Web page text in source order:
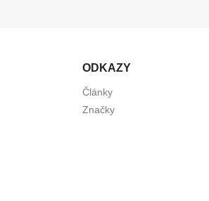
ODKAZY
Články
Značky